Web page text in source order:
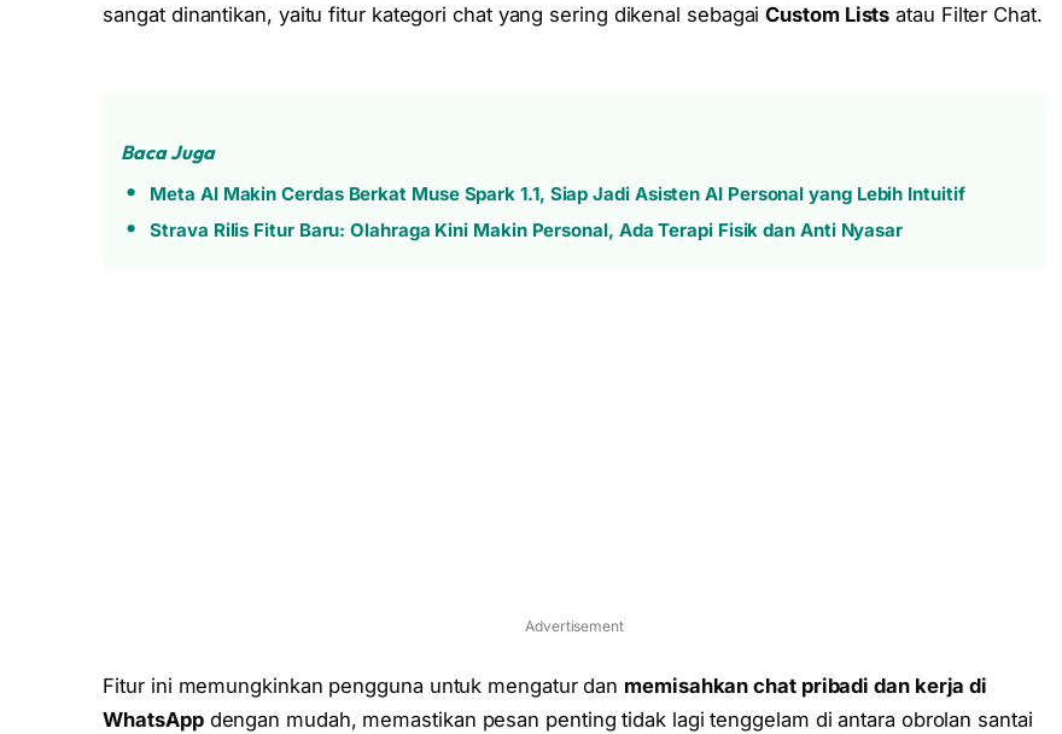
sangat dinantikan, yaitu fitur kategori chat yang sering dikenal sebagaiCustom Lists atau Filter Chat.
Baca Juga
Meta AI Makin Cerdas Berkat Muse Spark 1.1, Siap Jadi Asisten AI Personal yang Lebih Intuitif
Strava Rilis Fitur Baru: Olahraga Kini Makin Personal, Ada Terapi Fisik dan Anti Nyasar
Advertisement
Fitur ini memungkinkan pengguna untuk mengatur dan memisahkan chat pribadi dan kerja di
WhatsAppdengan mudah, memastikan pesan penting tidak lagi tenggelam di antara obrolan santai